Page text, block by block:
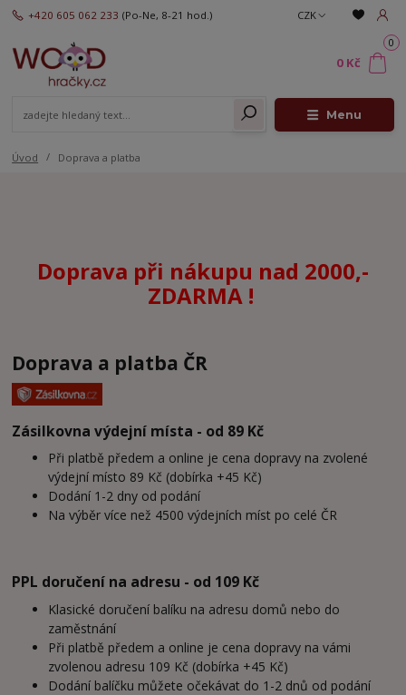
Menu
CZK
+420 605 062 233 (Po-Ne, 8-21 hod.)
0
0 Kč
Úvod Doprava a platba
Doprava při nákupu nad 2000,-
ZDARMA !
Doprava a platba ČR
Zásilkovna výdejní místa - od 89 Kč
Při platbě předem a online je cena dopravy na zvolené
výdejní místo 89 Kč (dobírka +45 Kč)
Dodání 1-2 dny od podání
Na výběr více než 4500 výdejních míst po celé ČR
PPL doručení na adresu - od 109 Kč
Klasické doručení balíku na adresu domů nebo do
zaměstnání
Při platbě předem a online je cena dopravy na vámi
zvolenou adresu 109 Kč (dobírka +45 Kč)
Dodání balíčku můžete očekávat do 1-2 dnů od podání